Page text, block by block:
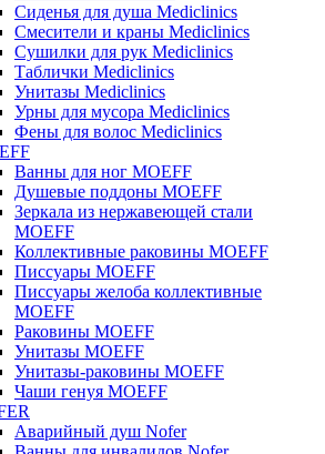
Сиденья для душа Mediclinics
Смесители и краны Mediclinics
Сушилки для рук Mediclinics
Таблички Mediclinics
Унитазы Mediclinics
Урны для мусора Mediclinics
Фены для волос Mediclinics
Ванны для ног MOEFF
Душевые поддоны MOEFF
Зеркала из нержавеющей стали
MOEFF
Коллективные раковины MOEFF
Писсуары MOEFF
Писсуары желоба коллективные
MOEFF
Раковины MOEFF
Унитазы MOEFF
Унитазы-раковины MOEFF
Чаши генуя MOEFF
Аварийный душ Nofer